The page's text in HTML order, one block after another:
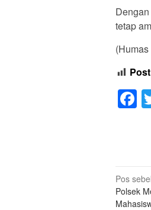
tetap
pos
Pos
Polsek